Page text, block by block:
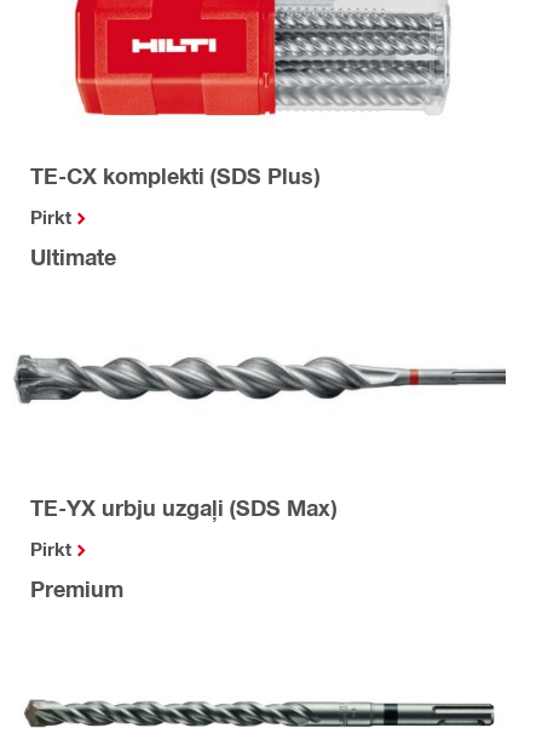
TE-CX komplekti (SDS Plus)
Pirkt
Ultimate
TE-YX urbju uzgaļi (SDS Max)
Pirkt
Premium